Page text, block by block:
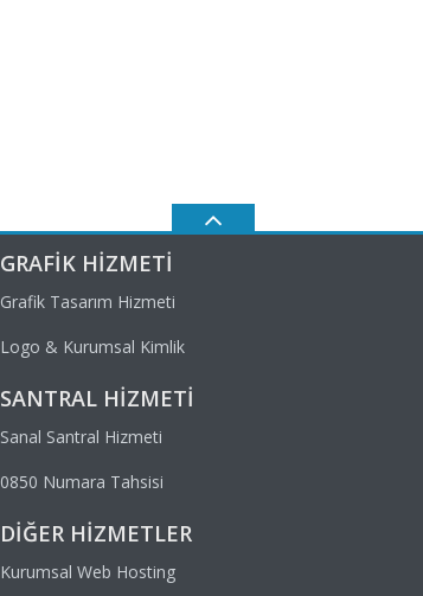
GRAFIK HIZMETI
Grafik Tasarım Hizmeti
Logo & Kurumsal Kimlik
SANTRAL HIZMETI
Sanal Santral Hizmeti
0850 Numara Tahsisi
DIĞER HIZMETLER
Kurumsal Web Hosting